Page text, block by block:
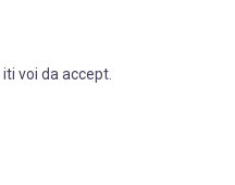
iti voi da accept.